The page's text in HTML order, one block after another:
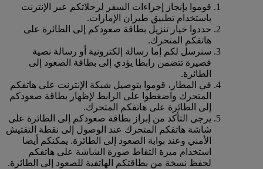
قوموا بإنجاز إجراءات السفر لرحلاتكم عبر الإنترنت
باستخدام تطبيق طيران الإمارات.
حددوا خيار تنزيل بطاقة صعودكم إلى الطائرة على
هاتفكم المتحرك.
سنرسل لكم إما رسالة إلكترونية أو رسالة نصية
قصيرة تتضمن رابطا يؤدي إلى بطاقة الصعود إلى
الطائرة.
في المطار، قوموا بتوصيل شبكة الإنترنت على هاتفكم
المتحرك واضغطوا على الرابط لإظهار بطاقة صعودكم
إلى الطائرة على هاتفكم المتحرك.
يرجى التأكد من إبراز بطاقة صعودكم إلى الطائرة على
شاشة هاتفكم المتحرك عند الوصول إلى نقطة التفتيش
الأمني وعند بوابة الصعود إلى الطائرة. يمكنكم أيضا
استخدام ميزة التقاط صورة الشاشة على هاتفكم
لحفظ نسخة من بطاقتكم الهاتفية للصعود إلى الطائرة.